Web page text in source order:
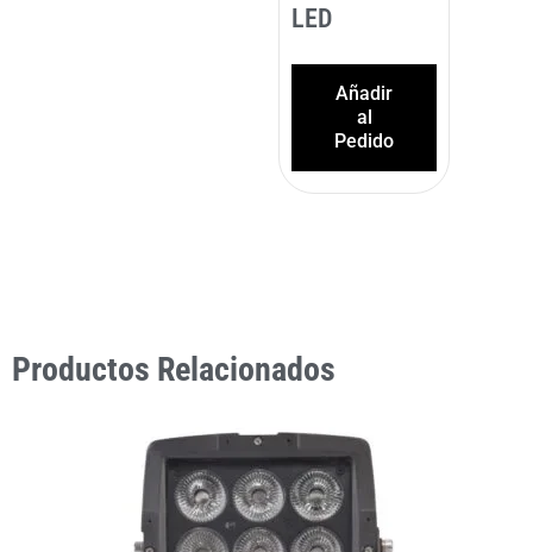
LED
Añadir
al
Pedido
Productos Relacionados